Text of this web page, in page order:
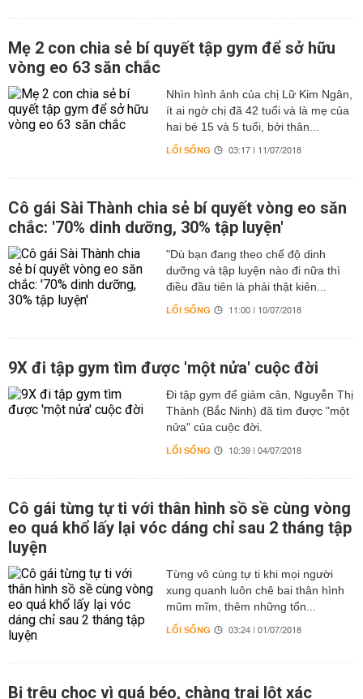
Mẹ 2 con chia sẻ bí quyết tập gym để sở hữu
vòng eo 63 săn chắc
Nhìn hình ảnh của chị Lữ Kim Ngân,
ít ai ngờ chị đã 42 tuổi và là mẹ của
hai bé 15 và 5 tuổi, bởi thân...
LỐI SỐNG 03:17 | 11/07/2018
Cô gái Sài Thành chia sẻ bí quyết vòng eo săn
chắc: '70% dinh dưỡng, 30% tập luyện'
"Dù bạn đang theo chế độ dinh
dưỡng và tập luyện nào đi nữa thì
điều đầu tiên là phải thật kiên...
LỐI SỐNG 11:00 | 10/07/2018
9X đi tập gym tìm được 'một nửa' cuộc đời
Đi tập gym để giảm cân, Nguyễn Thị
Thành (Bắc Ninh) đã tìm được "một
nửa" của cuộc đời.
LỐI SỐNG 10:39 | 04/07/2018
Cô gái từng tự ti với thân hình sồ sề cùng vòng
eo quá khổ lấy lại vóc dáng chỉ sau 2 tháng tập
luyện
Từng vô cùng tự ti khi mọi người
xung quanh luôn chê bai thân hình
mũm mĩm, thêm những tổn...
LỐI SỐNG 03:24 | 01/07/2018
Bị trêu chọc vì quá béo, chàng trai lột xác